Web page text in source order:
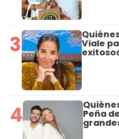
3 Viale
4 Peña